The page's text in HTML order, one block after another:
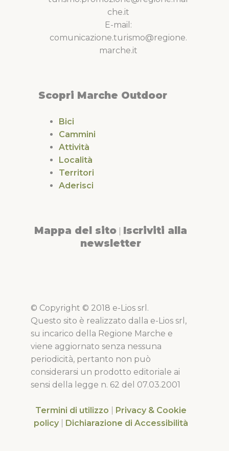
che.it
E-mail:
comunicazione.turismo@regione.
marche.it
Scopri Marche Outdoor
Bici
Cammini
Attività
Località
Territori
Aderisci
Mappa del sito Iscriviti alla
newsletter
© Copyright © 2018 e-Lios srl.
Questo sito è realizzato dalla e-Lios srl,
su incarico della Regione Marche e
viene aggiornato senza nessuna
periodicità, pertanto non può
considerarsi un prodotto editoriale ai
sensi della legge n. 62 del 07.03.2001
Termini di utilizzo
Privacy & Cookie
policy
Dichiarazione di Accessibilità